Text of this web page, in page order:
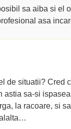
sa aiba si el
asa
de situatii? Cred
astia sa-si
la racoare, si